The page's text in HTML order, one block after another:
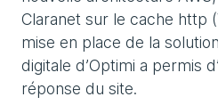
Claranet sur le cache http
mise en place de la
digitale d’Optimi a permis
réponse du site.